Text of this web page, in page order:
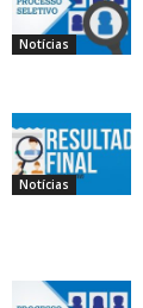
Notícias
Notícias